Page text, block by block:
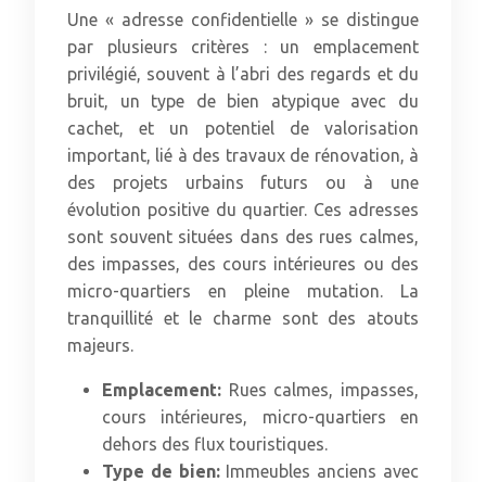
Une « adresse confidentielle » se distingue
par plusieurs critères : un emplacement
privilégié, souvent à l’abri des regards et du
bruit, un type de bien atypique avec du
cachet, et un potentiel de valorisation
important, lié à des travaux de rénovation, à
des projets urbains futurs ou à une
évolution positive du quartier. Ces adresses
sont souvent situées dans des rues calmes,
des impasses, des cours intérieures ou des
micro-quartiers en pleine mutation. La
tranquillité et le charme sont des atouts
majeurs.
Emplacement: Rues calmes, impasses,
cours intérieures, micro-quartiers en
dehors des flux touristiques.
Type de bien: Immeubles anciens avec